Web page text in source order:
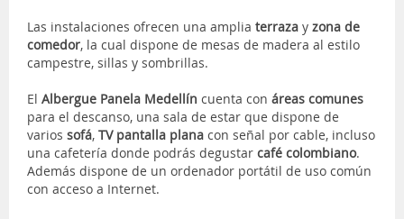
Las instalaciones ofrecen una amplia terraza y zona de
comedor, la cual dispone de mesas de madera al estilo
campestre, sillas y sombrillas.
El Albergue Panela Medellín cuenta con áreas comunes
para el descanso, una sala de estar que dispone de
varios sofá, TV pantalla plana con señal por cable, incluso
una cafetería donde podrás degustar café colombiano.
Además dispone de un ordenador portátil de uso común
con acceso a Internet.